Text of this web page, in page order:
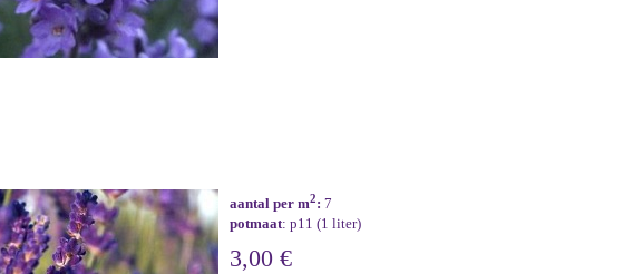
aantal per m2: 7
potmaat: p11 (1 liter)
3,00 €